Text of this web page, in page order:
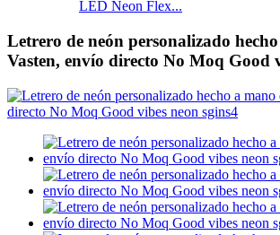
LED Neon Flex...
Letrero de neón personalizado
Vasten, envío directo No Moq Good